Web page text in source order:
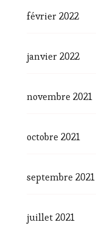
février 2022
janvier 2022
novembre 2021
octobre 2021
septembre 2021
juillet 2021